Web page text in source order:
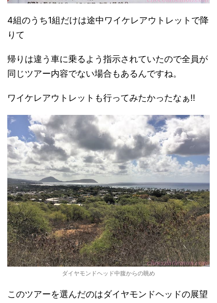
4組のうち1組だけは途中ワイケレアウトレットで降
りて
帰りは違う車に乗るよう指示されていたので全員が
同じツアー内容でない場合もあるんですね。
ワイケレアウトレットも行ってみたかったなぁ!!
ダイヤモンドヘッド中腹からの眺め
このツアーを選んだのはダイヤモンドヘッドの展望